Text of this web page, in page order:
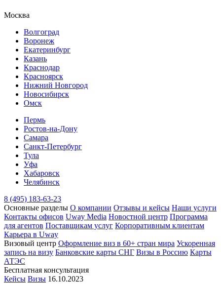
Москва
Волгоград
Воронеж
Екатеринбург
Казань
Краснодар
Красноярск
Нижний Новгород
Новосибирск
Омск
Пермь
Ростов-на-Дону
Самара
Санкт-Петербург
Тула
Уфа
Хабаровск
Челябинск
8 (495) 183-63-23
Основные разделы О компании Отзывы и кейсы Наши услуги
Контакты офисов Uway Media Новостной центр Программа
для агентов Поставщикам услуг Корпоративным клиентам
Карьера в Uway
Визовый центр Оформление виз в 60+ стран мира Ускоренная
запись на визу Банковские карты СНГ Визы в Россию Карты
АТЭС
Бесплатная консультация
Кейсы Визы 16.10.2023